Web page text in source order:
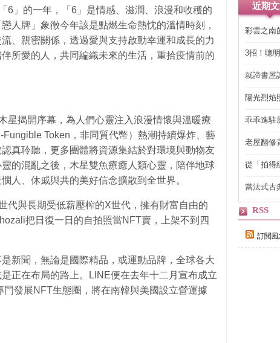
6」的一年，「6」是情感、滋潤、浪漫和收穫的
人牌」象徵今年該是點燃生命熱忱的溫情時刻，
、親密關係，透過愛與支持啟動幸運和成長的力
所愛的人，共同編織未來的生活，重拾疫情前的
星揭開序幕，為人們心靈注入浪漫情懷與溫暖療
Token，非同質代幣）熱潮持續爆炸、藝
真聆聽，更多團體將資源集結於對環境與動物友
的混亂之後，木星雙魚療癒人類心靈，陪伴地球
人、休戚與共的美好信念擴散到全世界。
代與長期受低薪壓榨的X世代，擁有財富自由的
把日復一日的自拍照當NFT賣，上架不到四
新聞，無論是國際精品，或運動品牌，全球各大
正在布局的路上。LINE便在去年十二月宣布成立
發展NFT生態圈，將在南韓與美國設立營運據
近期
彩雲之南
3招！聰
就諦書屋
陽光烈焰
乖乖進駐
老屋翻修
從「拍得
當法式古
RSS
訂閱